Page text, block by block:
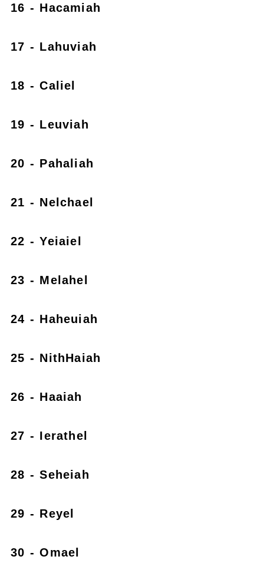
16 - Hacamiah
17 - Lahuviah
18 - Caliel
19 - Leuviah
20 - Pahaliah
21 - Nelchael
22 - Yeiaiel
23 - Melahel
24 - Haheuiah
25 - NithHaiah
26 - Haaiah
27 - Ierathel
28 - Seheiah
29 - Reyel
30 - Omael